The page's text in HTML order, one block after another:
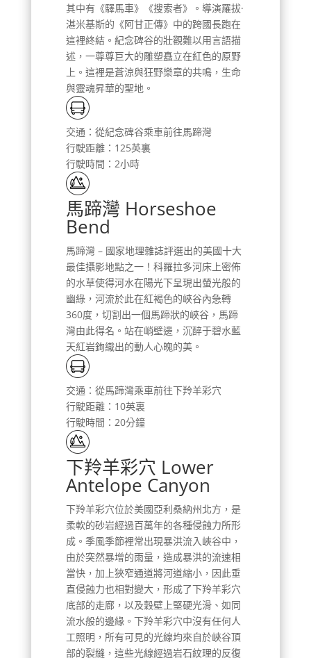
其中有《驛馬車》《搜索者》。導演羅拔·
湛米基斯的《阿甘正傳》中的跨國長跑在
這裡終結。紀念碑谷的壯觀難以用言語描
述，一尊尊巨大的雕塑矗立在紅色的原野
上。這裡是蒼涼與狂野樂章的共鳴，生命
與靈魂昇華的聖地。
交通：從紀念碑谷乘車前往馬蹄灣
行駛距離：125英裏
行駛時間：2小時
馬蹄灣 Horseshoe
Bend
馬蹄灣 – 國家地理雜誌評選出的美國十大
最佳攝影地點之一！科羅拉多河床上密佈
的水草使得河水在陽光下呈現出螢光般的
幽綠，河流於此在紅褐色的峽谷內急轉
360度，切割出一個馬蹄狀的峽谷，馬蹄
灣由此得名。站在峭壁邊，沉醉于碧水藍
天紅岩鉤織出的動人心魄的美。
交通：從馬蹄灣乘車前往下羚羊彩穴
行駛距離：10英裏
行駛時間：20分鐘
下羚羊彩穴 Lower
Antelope Canyon
下羚羊彩穴位於美國亞利桑納州北方，是
柔軟的砂岩經過百萬年的各種侵蝕力所形
成。季風季節裡常出現暴洪流入峽谷中，
由於突然暴增的雨量，造成暴洪的流速相
當快，加上狹窄通道將河道縮小，因此垂
直侵蝕力也相對變大，形成了下羚羊彩穴
底部的走廊，以及穀壁上堅硬光滑、如同
流水般的邊緣。下羚羊彩穴中沒有任何人
工照明，所有可見的光線均來自於峽谷頂
部的裂縫，這些光線經過岩石紋理的反復